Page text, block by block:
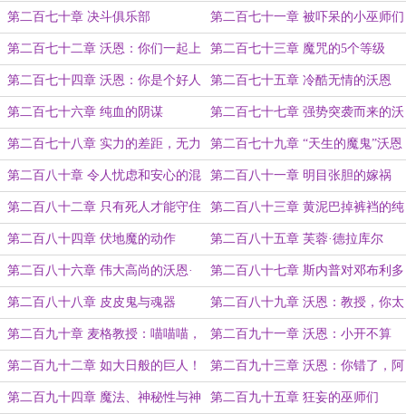
历史的 图
第二百七十章 决斗俱乐部 第二百七十一章 被吓呆的小巫师们
第二百七十二章 沃恩：你们一起上
吧！
第二百七十三章 魔咒的5个等级
第二百七十四章 沃恩：你是个好人
吗？阿不思！
第二百七十五章 冷酷无情的沃恩
第二百七十六章 纯血的阴谋 第二百七十七章 强势突袭而来的沃
恩
第二百七十八章 实力的差距，无力
与绝望
第二百七十九章 “天生的魔鬼”沃恩
·韦斯莱
第二百八十章 令人忧虑和安心的混
乱
第二百八十一章 明目张胆的嫁祸
第二百八十二章 只有死人才能守住
秘密
第二百八十三章 黄泥巴掉裤裆的纯
血们
第二百八十四章 伏地魔的动作 第二百八十五章 芙蓉·德拉库尔
第二百八十六章 伟大高尚的沃恩·
韦斯莱
第二百八十七章 斯内普对邓布利多
的不满
第二百八十八章 皮皮鬼与魂器 第二百八十九章 沃恩：教授，你太
爱哈利了！
第二百九十章 麦格教授：喵喵喵，
你说沃恩在干什么？
第二百九十一章 沃恩：小开不算
开！加点！
第二百九十二章 如大日般的巨人！ 第二百九十三章 沃恩：你错了，阿
不思！
第二百九十四章 魔法、神秘性与神 第二百九十五章 狂妄的巫师们